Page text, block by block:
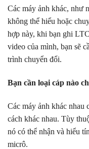
Các máy ảnh khác, như
không thể hiểu hoặc
hợp này, khi bạn ghi
video của mình, bạn sẽ
trình chuyển đổi.
Bạn cần loại cáp nào
Các máy ảnh khác nhau
cách khác nhau. Tùy
nó có thể nhận và hiểu
micrô.